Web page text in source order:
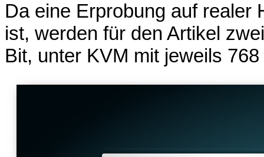
Da eine Erprobung auf realer
ist, werden für den Artikel
Bit, unter KVM mit jeweils